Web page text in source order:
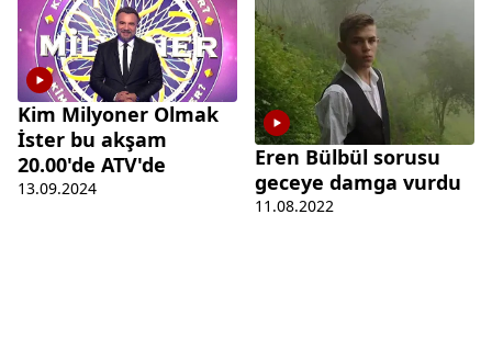
Kim Milyoner Olmak
İster bu akşam
20.00'de ATV'de
13.09.2024
Eren Bülbül sorusu
geceye damga vurdu
11.08.2022